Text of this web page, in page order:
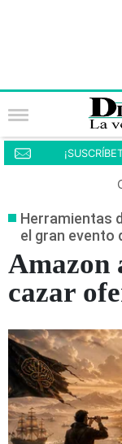
Herramientas
el gran evento
Amazon
cazar